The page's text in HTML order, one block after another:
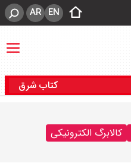
EN
AR
کتاب شرق
کالابرگ الکترونیکی